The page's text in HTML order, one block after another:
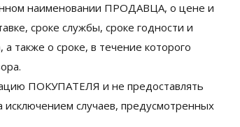
наименовании ПРОДАВЦА, о цене и
сроке службы, сроке годности и
также о сроке, в течение которого
ПОКУПАТЕЛЯ и не предоставлять
случаев, предусмотренных